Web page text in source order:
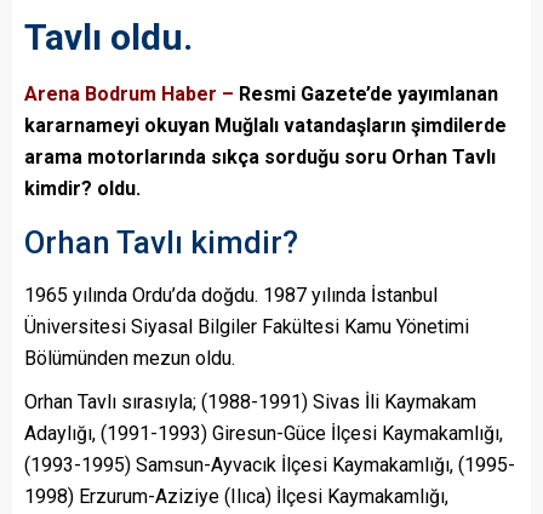
Tavlı oldu.
Arena Bodrum Haber – Resmi Gazete’de yayımlanan
kararnameyi okuyan Muğlalı vatandaşların şimdilerde
arama motorlarında sıkça sorduğu soru Orhan Tavlı
kimdir? oldu.
Orhan Tavlı kimdir?
1965 yılında Ordu’da doğdu. 1987 yılında İstanbul
Üniversitesi Siyasal Bilgiler Fakültesi Kamu Yönetimi
Bölümünden mezun oldu.
Orhan Tavlı sırasıyla; (1988-1991) Sivas İli Kaymakam
Adaylığı, (1991-1993) Giresun-Güce İlçesi Kaymakamlığı,
(1993-1995) Samsun-Ayvacık İlçesi Kaymakamlığı, (1995-
1998) Erzurum-Aziziye (Ilıca) İlçesi Kaymakamlığı,